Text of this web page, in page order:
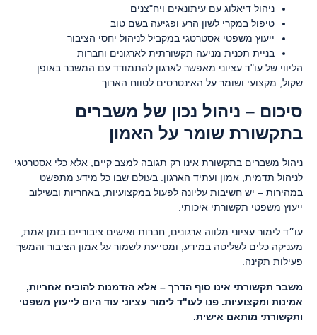
ניהול דיאלוג עם עיתונאים ויח"צנים
טיפול במקרי לשון הרע ופגיעה בשם טוב
ייעוץ משפטי אסטרטגי במקביל לניהול יחסי הציבור
בניית תכנית מניעה תקשורתית לארגונים וחברות
הליווי של עו"ד עציוני מאפשר לארגון להתמודד עם המשבר באופן
שקול, מקצועי ושומר על האינטרסים לטווח הארוך.
סיכום – ניהול נכון של משברים
בתקשורת שומר על האמון
ניהול משברים בתקשורת אינו רק תגובה למצב קיים, אלא כלי אסטרטגי
לניהול תדמית, אמון ועתיד הארגון. בעולם שבו כל מידע מתפשט
במהירות – יש חשיבות עליונה לפעול במקצועיות, באחריות ובשילוב
ייעוץ משפטי תקשורתי איכותי.
עו״ד לימור עציוני מלווה ארגונים, חברות ואישים ציבוריים בזמן אמת,
מעניקה כלים לשליטה במידע, ומסייעת לשמור על אמון הציבור והמשך
פעילות תקינה.
משבר תקשורתי אינו סוף הדרך – אלא הזדמנות להוכיח אחריות,
אמינות ומקצועיות. פנו לעו"ד לימור עציוני עוד היום לייעוץ משפטי
ותקשורתי מותאם אישית.